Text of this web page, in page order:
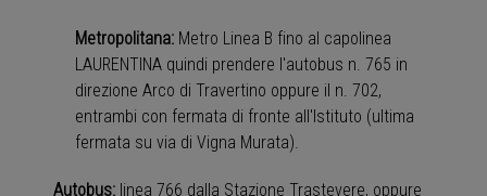
Metropolitana: Metro Linea B fino al capolinea
LAURENTINA quindi prendere l'autobus n. 765 in
direzione Arco di Travertino oppure il n. 702,
entrambi con fermata di fronte all'Istituto (ultima
fermata su via di Vigna Murata).
Autobus: linea 766 dalla Stazione Trastevere, oppure